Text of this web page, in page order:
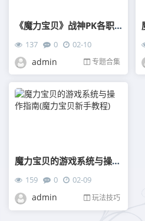
《魔力宝贝》战神PK各职业高、低端心得
137 0 02-10
admin 专题合集
魔力宝贝的游戏系统与操作指南(魔力宝贝新手教程)
159 0 02-09
admin 玩法技巧